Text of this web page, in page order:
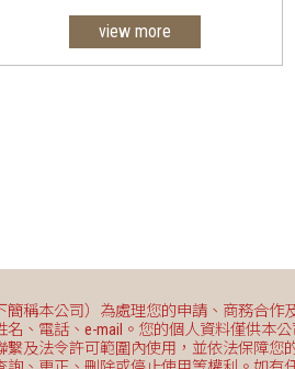
專業對流烤箱，4個托盤
435x320mm
view more
稱本公司）為處理您的申請、商務合作
、電話、e-mail。您的個人資料僅供本公
及法令許可範圍內使用，並依法保障您